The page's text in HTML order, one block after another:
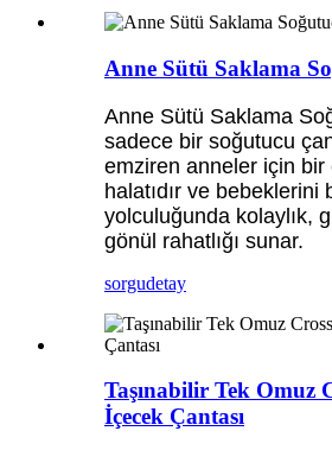
Anne Sütü Saklama
Anne Sütü Saklama
sadece bir soğutucu
emziren anneler için bir
halatıdır ve bebeklerini
yolculuğunda kolaylık,
gönül rahatlığı sunar.
sorgudetay
Taşınabilir Tek Omuz
İçecek Çantası